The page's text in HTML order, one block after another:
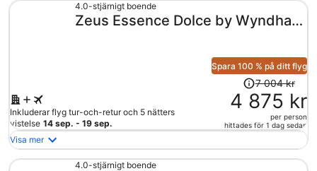
4.0-stjärnigt boende
Zeus Essence Dolce by Wyndham
Spara 100 % på ditt flyg
Inkluderar flyg tur-och-retur och 5 nätters
vistelse 14 sep. - 19 sep.
Priset
var
7
004 kr
är
7 004 kr
4 875 kr
per person
hittades för 1 dag sedan
Visa mer
4.0-stjärnigt boende